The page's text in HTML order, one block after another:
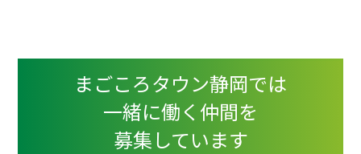
まごころタウン静岡では
一緒に働く仲間を
募集しています